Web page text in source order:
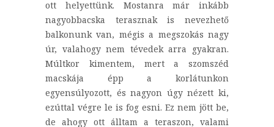
ott helyettünk. Mostanra már inkább
nagyobbacska terasznak is nevezhető
balkonunk van, mégis a megszokás nagy
úr, valahogy nem tévedek arra gyakran.
Múltkor kimentem, mert a szomszéd
macskája épp a korlátunkon
egyensúlyozott, és nagyon úgy nézett ki,
ezúttal végre le is fog esni. Ez nem jött be,
de ahogy ott álltam a teraszon, valami